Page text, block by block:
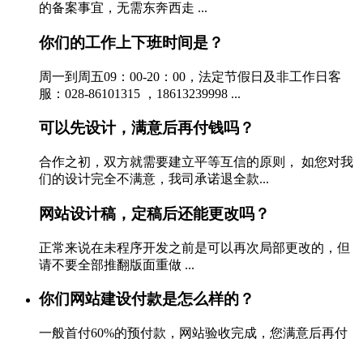
的备案事宜，无需东奔西走 ...
你们的工作上下班时间是？
周一到周五09：00-20：00，法定节假日及非工作日客
服：028-86101315 ，18613239998 ...
可以先设计，满意后再付钱吗？
合作之初，双方就需要建立平等互信的原则， 如您对我
们的设计完全不满意，我司承诺退全款...
网站设计稿，定稿后还能更改吗？
正常来说在未程序开发之前是可以再次局部更改的，但
请不要全部推翻版面重做 ...
你们网站建设付款是怎么样的？
一般首付60%的预付款，网站验收完成，您满意后再付